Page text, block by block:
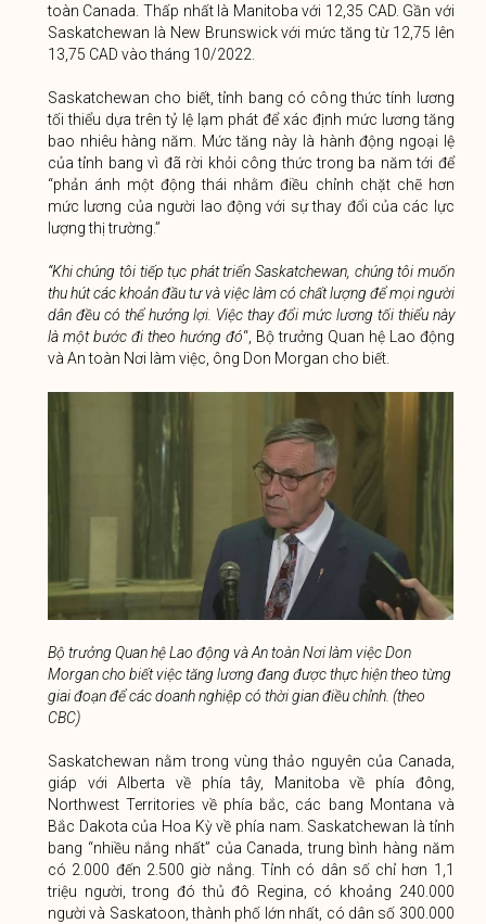
toàn Canada. Thấp nhất là Manitoba với 12,35 CAD. Gần với
Saskatchewan là New Brunswick với mức tăng từ 12,75 lên
13,75 CAD vào tháng 10/2022.
Saskatchewan cho biết, tỉnh bang có công thức tính lương
tối thiểu dựa trên tỷ lệ lạm phát để xác định mức lương tăng
bao nhiêu hàng năm. Mức tăng này là hành động ngoại lệ
của tỉnh bang vì đã rời khỏi công thức trong ba năm tới để
“phản ánh một động thái nhằm điều chỉnh chặt chẽ hơn
mức lương của người lao động với sự thay đổi của các lực
lượng thị trường.”
“Khi chúng tôi tiếp tục phát triển Saskatchewan, chúng tôi muốn
thu hút các khoản đầu tư và việc làm có chất lượng để mọi người
dân đều có thể hưởng lợi. Việc thay đổi mức lương tối thiểu này
là một bước đi theo hướng đó“, Bộ trưởng Quan hệ Lao động
và An toàn Nơi làm việc, ông Don Morgan cho biết.
Bộ trưởng Quan hệ Lao động và An toàn Nơi làm việc Don
Morgan cho biết việc tăng lương đang được thực hiện theo từng
giai đoạn để các doanh nghiệp có thời gian điều chỉnh. (theo
CBC)
Saskatchewan nằm trong vùng thảo nguyên của Canada,
giáp với Alberta về phía tây, Manitoba về phía đông,
Northwest Territories về phía bắc, các bang Montana và
Bắc Dakota của Hoa Kỳ về phía nam. Saskatchewan là tỉnh
bang “nhiều nắng nhất” của Canada, trung bình hàng năm
có 2.000 đến 2.500 giờ nắng. Tỉnh có dân số chỉ hơn 1,1
triệu người, trong đó thủ đô Regina, có khoảng 240.000
người và Saskatoon, thành phố lớn nhất, có dân số 300.000